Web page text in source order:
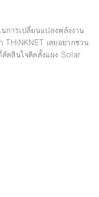
การเปลี่ยนแปลงพลังงาน
THiNKNET เลยอยากชวน
ดสินใจติดตั้งแผง Solar